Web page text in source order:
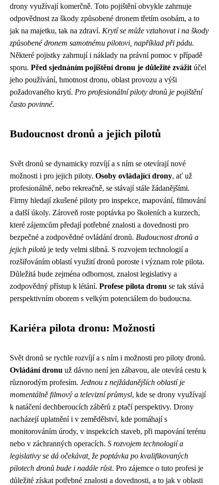
drony využívají komerčně. Toto pojištění obvykle zahrnuje
odpovědnost za škody způsobené dronem třetím osobám, a to
jak na majetku, tak na zdraví. Krytí se může vztahovat i na škody
způsobené dronem samotnému pilotovi, například při pádu.
Některé pojistky zahrnují i náklady na právní pomoc v případě
sporu. Před sjednáním pojištění dronu je důležité zvážit účel
jeho používání, hmotnost dronu, oblast provozu a výši
požadovaného krytí. Pro profesionální piloty dronů je pojištění
často povinné.
Budoucnost dronů a jejich pilotů
Svět dronů se dynamicky rozvíjí a s ním se otevírají nové
možnosti i pro jejich piloty. Osoby ovládající drony, ať už
profesionálně, nebo rekreačně, se stávají stále žádanějšími.
Firmy hledají zkušené piloty pro inspekce, mapování, filmování
a další úkoly. Zároveň roste poptávka po školeních a kurzech,
které zájemcům předají potřebné znalosti a dovednosti pro
bezpečné a zodpovědné ovládání dronů. Budoucnost dronů a
jejich pilotů je tedy velmi slibná. S rozvojem technologií a
rozšiřováním oblastí využití dronů poroste i význam role pilota.
Důležitá bude zejména odbornost, znalost legislativy a
zodpovědný přístup k létání. Profese pilota dronu se tak stává
perspektivním oborem s velkým potenciálem do budoucna.
Kariéra pilota dronu: Možnosti
Svět dronů se rychle rozvíjí a s ním i možnosti pro piloty dronů.
Ovládání dronu už dávno není jen zábavou, ale otevírá cestu k
různorodým profesím. Jednou z nejžádanějších oblastí je
momentálně filmový a televizní průmysl, kde se drony využívají
k natáčení dechberoucích záběrů z ptačí perspektivy. Drony
nacházejí uplatnění i v zemědělství, kde pomáhají s
monitorováním úrody, v inspekcích staveb, při mapování terénu
nebo v záchranných operacích. S rozvojem technologií a
legislativy se dá očekávat, že poptávka po kvalifikovaných
pilotech dronů bude i nadále růst. Pro zájemce o tuto profesi je
důležité získat potřebné znalosti a dovednosti, a to jak v oblasti